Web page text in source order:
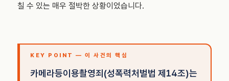
칠 수 있는 매우 절박한 상황이었습니다.
KEY POINT — 이 사건의 핵심
카메라등이용촬영죄(성폭력처벌법 제14조)는